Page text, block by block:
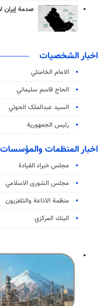
صدمة إيران
اخبار الشخصيات
الامام الخامنئي
الحاج قاسم سليماني
السید عبدالملک الحوثي
رئيس الجمهورية
اخبار المنظمات والمؤسسات
مجلس خبراء القيادة
مجلس الشورى الاسلامي
منظمة الاذاعة والتلفزیون
البنك المركزي